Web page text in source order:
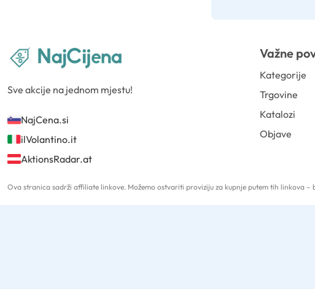
Sve akcije na jednom mjestu!
NajCena.si
ilVolantino.it
AktionsRadar.at
Važne
Kategorije
Trgovine
Katalozi
Objave
Ova stranica sadrži affiliate linkove. Možemo ostvariti proviziju za kupnje putem tih linkova